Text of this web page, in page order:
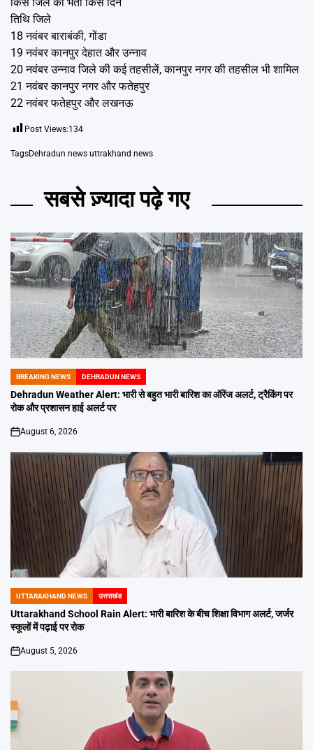
तिथि जिले
18 नवंबर बाराबंकी, गोंडा
19 नवंबर कानपुर देहात और उन्नाव
20 नवंबर उन्नाव जिले की कई तहसीलें, कानपुर नगर की तहसील भी शामिल
21 नवंबर कानपुर नगर और फतेहपुर
22 नवंबर फतेहपुर और लखनऊ
Post Views:134
TagsDehradun news uttrakhand news
सबसे ज़्यादा पढ़े गए
POSTED
IN
BREAKING NEWS DEHRADUN NEWS
Dehradun Weather Alert: भारी से बहुत भारी बारिश का ऑरेंज अलर्ट, ट्रैकिंग पर
रोक और प्रशासन हाई अलर्ट पर
on
August 6, 2026
POSTED
IN
UTTARAKHAND NEWS उत्तराखंड
Uttarakhand School Rain Alert: भारी बारिश के बीच शिक्षा विभाग अलर्ट, जर्जर
स्कूलों में पढ़ाई पर रोक
on
August 5, 2026